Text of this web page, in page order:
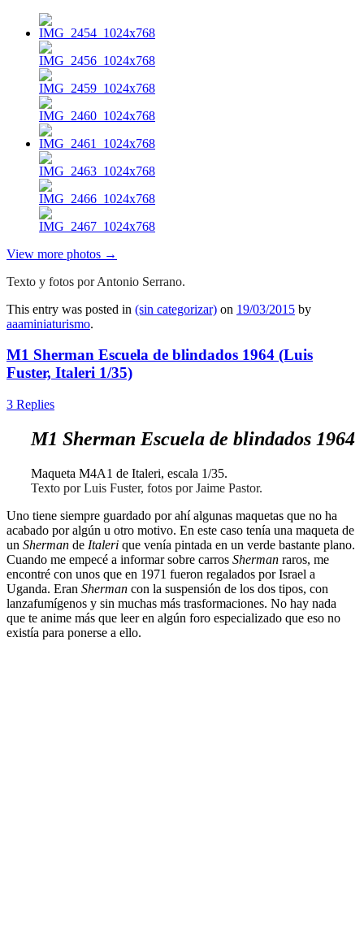
View more photos →
Texto y fotos por Antonio Serrano.
This entry was posted in (sin categorizar) on 19/03/2015 by
aaaminiaturismo.
M1 Sherman Escuela de blindados 1964 (Luis
Fuster, Italeri 1/35)
3 Replies
M1 Sherman Escuela de blindados 1964
Maqueta M4A1 de Italeri, escala 1/35.
Texto por Luis Fuster, fotos por Jaime Pastor.
Uno tiene siempre guardado por ahí algunas maquetas que no ha
acabado por algún u otro motivo. En este caso tenía una maqueta de
un Sherman de Italeri que venía pintada en un verde bastante plano.
Cuando me empecé a informar sobre carros Sherman raros, me
encontré con unos que en 1971 fueron regalados por Israel a
Uganda. Eran Sherman con la suspensión de los dos tipos, con
lanzafumígenos y sin muchas más trasformaciones. No hay nada
que te anime más que leer en algún foro especializado que eso no
existía para ponerse a ello.